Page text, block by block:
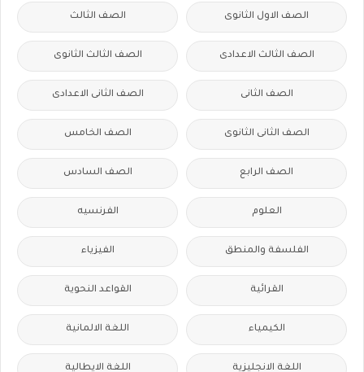
الصف الاول الثانوى الصف الثالث
الصف الثالث الاعدادى الصف الثالث الثانوى
الصف الثانى الصف الثانى الاعدادى
الصف الثانى الثانوى الصف الخامس
الصف الرابع الصف السادس
العلوم الفرنسيه
الفلسفة والمنطق الفيزياء
القرائية القواعد النحوية
الكيمياء اللغة الالمانية
اللغة الانجليزية اللغة الايطالية